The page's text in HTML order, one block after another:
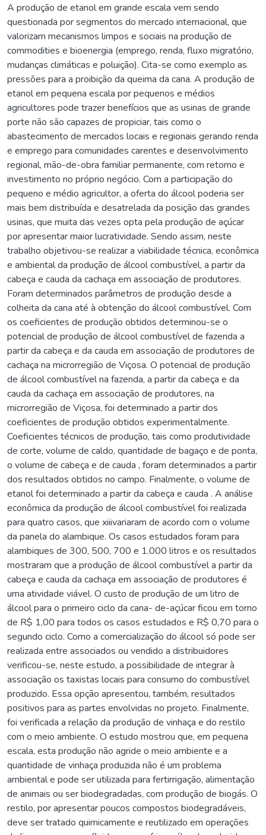
A produção de etanol em grande escala vem sendo
questionada por segmentos do mercado internacional, que
valorizam mecanismos limpos e sociais na produção de
commodities e bioenergia (emprego, renda, fluxo migratório,
mudanças climáticas e poluição). Cita-se como exemplo as
pressões para a proibição da queima da cana. A produção de
etanol em pequena escala por pequenos e médios
agricultores pode trazer benefícios que as usinas de grande
porte não são capazes de propiciar, tais como o
abastecimento de mercados locais e regionais gerando renda
e emprego para comunidades carentes e desenvolvimento
regional, mão-de-obra familiar permanente, com retorno e
investimento no próprio negócio. Com a participação do
pequeno e médio agricultor, a oferta do álcool poderia ser
mais bem distribuída e desatrelada da posição das grandes
usinas, que muita das vezes opta pela produção de açúcar
por apresentar maior lucratividade. Sendo assim, neste
trabalho objetivou-se realizar a viabilidade técnica, econômica
e ambiental da produção de álcool combustível, a partir da
cabeça e cauda da cachaça em associação de produtores.
Foram determinados parâmetros de produção desde a
colheita da cana até à obtenção do álcool combustível. Com
os coeficientes de produção obtidos determinou-se o
potencial de produção de álcool combustível de fazenda a
partir da cabeça e da cauda em associação de produtores de
cachaça na microrregião de Viçosa. O potencial de produção
de álcool combustível na fazenda, a partir da cabeça e da
cauda da cachaça em associação de produtores, na
microrregião de Viçosa, foi determinado a partir dos
coeficientes de produção obtidos experimentalmente.
Coeficientes técnicos de produção, tais como produtividade
de corte, volume de caldo, quantidade de bagaço e de ponta,
o volume de cabeça e de cauda , foram determinados a partir
dos resultados obtidos no campo. Finalmente, o volume de
etanol foi determinado a partir da cabeça e cauda . A análise
econômica da produção de álcool combustível foi realizada
para quatro casos, que xiiivariaram de acordo com o volume
da panela do alambique. Os casos estudados foram para
alambiques de 300, 500, 700 e 1.000 litros e os resultados
mostraram que a produção de álcool combustível a partir da
cabeça e cauda da cachaça em associação de produtores é
uma atividade viável. O custo de produção de um litro de
álcool para o primeiro ciclo da cana- de-açúcar ficou em torno
de R$ 1,00 para todos os casos estudados e R$ 0,70 para o
segundo ciclo. Como a comercialização do álcool só pode ser
realizada entre associados ou vendido a distribuidores
verificou-se, neste estudo, a possibilidade de integrar à
associação os taxistas locais para consumo do combustível
produzido. Essa opção apresentou, também, resultados
positivos para as partes envolvidas no projeto. Finalmente,
foi verificada a relação da produção de vinhaça e do restilo
com o meio ambiente. O estudo mostrou que, em pequena
escala, esta produção não agride o meio ambiente e a
quantidade de vinhaça produzida não é um problema
ambiental e pode ser utilizada para fertirrigação, alimentação
de animais ou ser biodegradadas, com produção de biogás. O
restilo, por apresentar poucos compostos biodegradáveis,
deve ser tratado quimicamente e reutilizado em operações